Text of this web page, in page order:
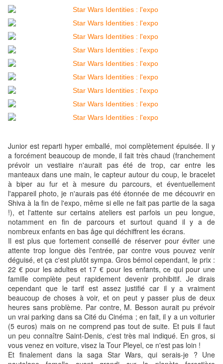
Junior est reparti hyper emballé, moi complètement épuisée. Il y
a forcément beaucoup de monde, il fait très chaud (franchement
prévoir un vestiaire n'aurait pas été de trop, car entre les
manteaux dans une main, le capteur autour du coup, le bracelet
à biper au fur et à mesure du parcours, et éventuellement
l'appareil photo, je n'aurais pas été étonnée de me découvrir en
Shiva à la fin de l'expo, même si elle ne fait pas partie de la saga
!), et l'attente sur certains ateliers est parfois un peu longue,
notamment en fin de parcours et surtout quand il y a de
nombreux enfants en bas âge qui déchiffrent les écrans.
Il est plus que fortement conseillé de réserver pour éviter une
attente trop longue dès l'entrée, par contre vous pouvez venir
déguisé, et ça c'est plutôt sympa. Gros bémol cependant, le prix :
22 € pour les adultes et 17 € pour les enfants, ce qui pour une
famille complète peut rapidement devenir prohibitif. Je dirais
cependant que le tarif est assez justifié car il y a vraiment
beaucoup de choses à voir, et on peut y passer plus de deux
heures sans problème. Par contre, M. Besson aurait pu prévoir
un vrai parking dans sa Cité du Cinéma ; en fait, il y a un voiturier
(5 euros) mais on ne comprend pas tout de suite. Et puis il faut
un peu connaître Saint-Denis, c'est très mal indiqué. En gros, si
vous venez en voiture, visez la Tour Pleyel, ce n'est pas loin !
Et finalement dans la saga Star Wars, qui serais-je ? Une